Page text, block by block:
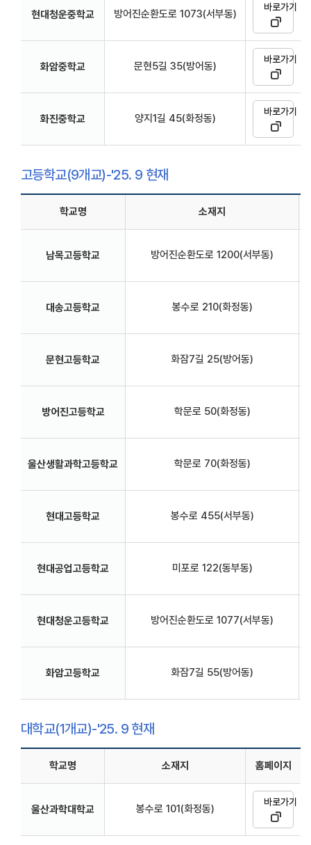
현대청운중학교 방어진순환도로 1073(서부동)
바로가기
화암중학교 문현5길 35(방어동)
바로가기
화진중학교 양지1길 45(화정동)
바로가기
고등학교(9개교)-'25. 9 현재
학교명 소재지
남목고등학교 방어진순환도로 1200(서부동)
대송고등학교 봉수로 210(화정동)
문현고등학교 화잠7길 25(방어동)
방어진고등학교 학문로 50(화정동)
울산생활과학고등학교 학문로 70(화정동)
현대고등학교 봉수로 455(서부동)
현대공업고등학교 미포로 122(동부동)
현대청운고등학교 방어진순환도로 1077(서부동)
화암고등학교 화잠7길 55(방어동)
대학교(1개교)-'25. 9 현재
학교명 소재지 홈페이지
울산과학대학교 봉수로 101(화정동)
바로가기